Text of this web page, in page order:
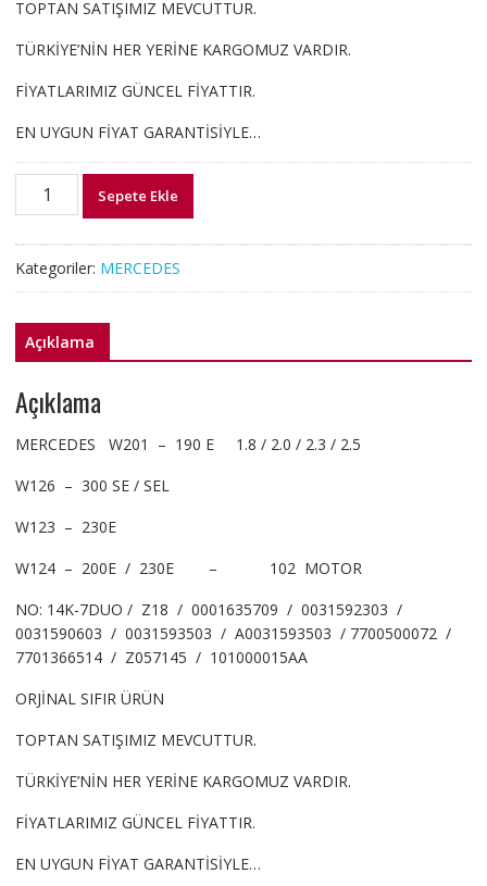
TOPTAN SATIŞIMIZ MEVCUTTUR.
TÜRKİYE’NİN HER YERİNE KARGOMUZ VARDIR.
FİYATLARIMIZ GÜNCEL FİYATTIR.
EN UYGUN FİYAT GARANTİSİYLE…
14K-
MERCEDES
W126
W123
102
MOTOR
adet
Sepete Ekle
Kategoriler: MERCEDES
Açıklama
Açıklama
MERCEDES W201 – 190 E 1.8 / 2.0 / 2.3 / 2.5
W126 – 300 SE / SEL
W123 – 230E
W124 – 200E / 230E – 102 MOTOR
NO: 14K-7DUO / Z18 / 0001635709 / 0031592303 /
0031590603 / 0031593503 / A0031593503 / 7700500072 /
7701366514 / Z057145 / 101000015AA
ORJİNAL SIFIR ÜRÜN
TOPTAN SATIŞIMIZ MEVCUTTUR.
TÜRKİYE’NİN HER YERİNE KARGOMUZ VARDIR.
FİYATLARIMIZ GÜNCEL FİYATTIR.
EN UYGUN FİYAT GARANTİSİYLE…